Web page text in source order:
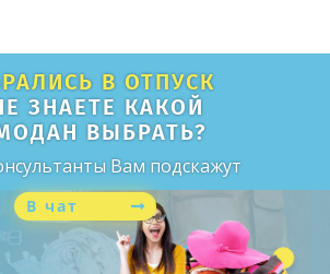
В ОТПУСК
ЗНАЕТЕ КАКОЙ
ВЫБРАТЬ?
Вам подскажут
В чат